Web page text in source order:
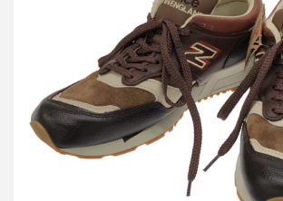
ニューバランス スニーカー
詳しく見る